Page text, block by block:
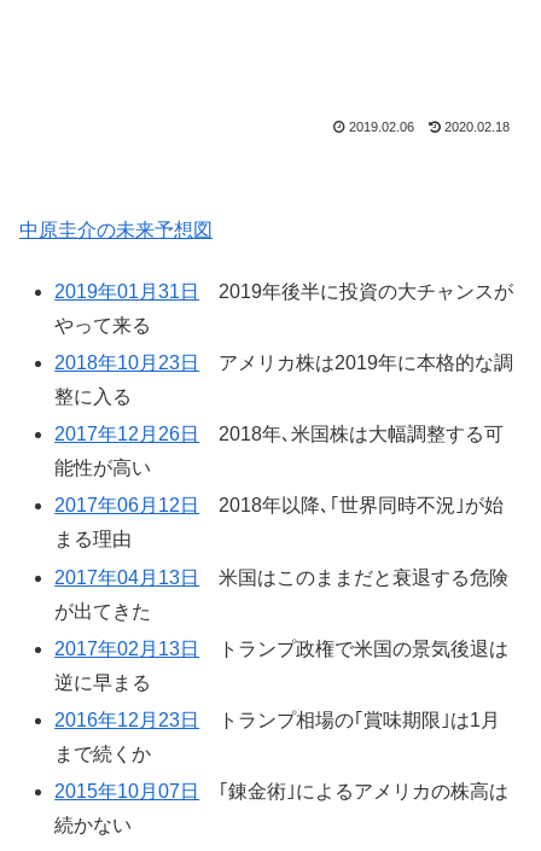
2019.02.06 2020.02.18
中原圭介の未来予想図
2019年01月31日
2019年後半に投資の大チャンスが
やって来る
2018年10月23日
アメリカ株は2019年に本格的な調
整に入る
2017年12月26日
2018年､米国株は大幅調整する可
能性が高い
2017年06月12日
2018年以降､｢世界同時不況｣が始
まる理由
2017年04月13日
米国はこのままだと衰退する危険
が出てきた
2017年02月13日
トランプ政権で米国の景気後退は
逆に早まる
2016年12月23日
トランプ相場の｢賞味期限｣は1月
まで続くか
2015年10月07日
｢錬金術｣によるアメリカの株高は
続かない